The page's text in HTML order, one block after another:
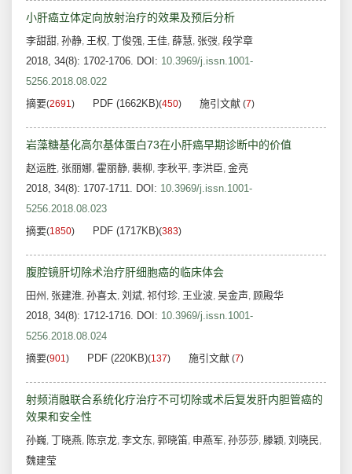
小肝癌立体定向放射治疗的效果及预后分析
李甜甜, 孙静, 王权, 丁俊强, 王佳, 薛慧, 张弢, 段学章
2018, 34(8): 1702-1706. DOI: 10.3969/j.issn.1001-
5256.2018.08.022
摘要(2691) PDF (1662KB)(450) 施引文献 (7)
岩藻糖基化高尔基体蛋白73在小肝癌早期诊断中的价值
赵运胜, 张丽娜, 霍丽静, 裴柳, 李秋平, 李洪臣, 金亮
2018, 34(8): 1707-1711. DOI: 10.3969/j.issn.1001-
5256.2018.08.023
摘要(1850) PDF (1717KB)(383)
腹腔镜肝切除术治疗肝细胞癌的临床体会
田州 , 张建淮, 孙喜太, 刘斌, 祁付珍, 王业波, 吴金声, 顾殿华
2018, 34(8): 1712-1716. DOI: 10.3969/j.issn.1001-
5256.2018.08.024
摘要(901) PDF (220KB)(137) 施引文献 (7)
射频消融联合系统化疗治疗不可切除或术后复发肝内胆管癌的
效果和安全性
孙巍, 丁晓燕, 陈京龙, 李文东, 郭晓笛, 申燕军, 孙莎莎, 滕颖, 刘晓民,
魏建莹